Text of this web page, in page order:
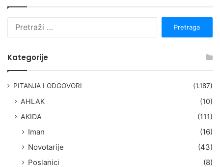
Kategorije
PITANJA I ODGOVORI (1.187)
AHLAK
(10)
AKIDA
(111)
Iman
(16)
Novotarije
(43)
Poslanici
(8)